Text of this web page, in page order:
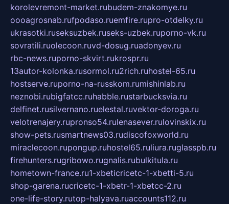
korolevremont-market.rubudem-znakomye.ru
oooagrosnab.rufpodaso.ruemfire.rupro-otdelky.ru
ukrasotki.ruseksuzbek.ruseks-uzbek.ruporno-vk.ru
sovratili.ruolecoon.ruvd-dosug.ruadonyev.ru
rbc-news.ruporno-skvirt.rukrospr.ru
13autor-kolonka.rusormol.ru2rich.ruhostel-65.ru
hostserve.ruporno-na-russkom.rumishinlab.ru
neznobi.rubigfatcc.ruhabble.rustarbucksvia.ru
delfinet.rusilvernano.ruelestal.ruvektor-doroga.ru
velotrenajery.rupronso54.rulenasever.rulovinskix.ru
show-pets.rusmartnews03.rudiscofoxworld.ru
miraclecoon.rupongup.ruhostel65.ruliura.ruglasspb.ru
firehunters.rugribowo.rugnalis.rubulkitula.ru
hometown-france.ru1-xbeticricetc-1-xbetti-5.ru
shop-garena.rucricetc-1-xbetr-1-xbetcc-2.ru
one-life-story.rutop-halyava.ruaccounts112.ru